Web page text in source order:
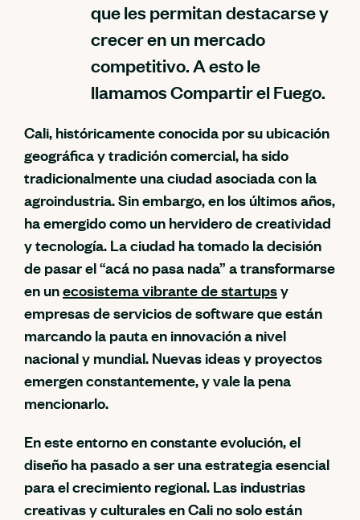
que les permitan destacarse y
crecer en un mercado
competitivo. A esto le
llamamos Compartir el Fuego.
Cali, históricamente conocida por su ubicación
geográfica y tradición comercial, ha sido
tradicionalmente una ciudad asociada con la
agroindustria. Sin embargo, en los últimos años,
ha emergido como un hervidero de creatividad
y tecnología. La ciudad ha tomado la decisión
de pasar el “acá no pasa nada” a transformarse
en unecosistema vibrante de startupsy
empresas de servicios de software que están
marcando la pauta en innovación a nivel
nacional y mundial. Nuevas ideas y proyectos
emergen constantemente, y vale la pena
mencionarlo.
En este entorno en constante evolución, el
diseño ha pasado a ser una estrategia esencial
para el crecimiento regional. Las industrias
creativas y culturales en Cali no solo están